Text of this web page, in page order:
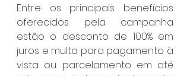
Entre os principais benefícios
oferecidos pela campanha
estão o desconto de 100% em
juros e multa para pagamento à
vista ou parcelamento em até